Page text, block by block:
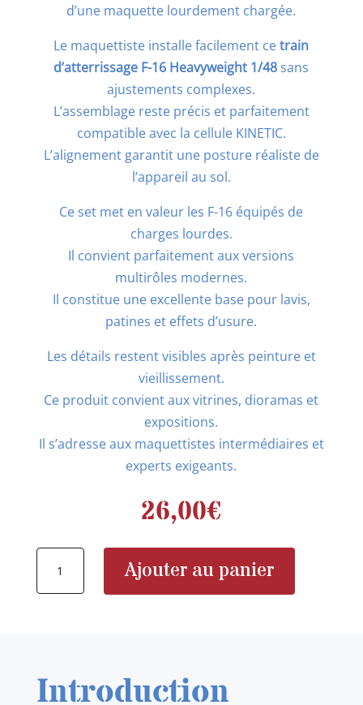
d’une maquette lourdement chargée.
Le maquettiste installe facilement cetrain
d’atterrissage F-16 Heavyweight 1/48 sans
ajustements complexes.
L’assemblage reste précis et parfaitement
compatible avec la cellule KINETIC.
L’alignement garantit une posture réaliste de
l’appareil au sol.
Ce set met en valeur les F-16 équipés de
charges lourdes.
Il convient parfaitement aux versions
multirôles modernes.
Il constitue une excellente base pour lavis,
patines et effets d’usure.
Les détails restent visibles après peinture et
vieillissement.
Ce produit convient aux vitrines, dioramas et
expositions.
Il s’adresse aux maquettistes intermédiaires et
experts exigeants.
26,00€
Ajouter au panier
Introduction